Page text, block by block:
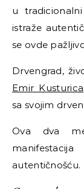
u
istraže
se ovde
Drvengrad,
Emir Kusturica
sa svojim
Ova dva
autentičnošću.